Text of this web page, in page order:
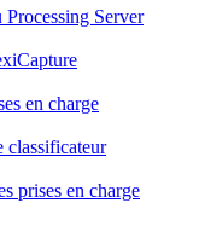
Server
en charge
classificateur
prises en charge